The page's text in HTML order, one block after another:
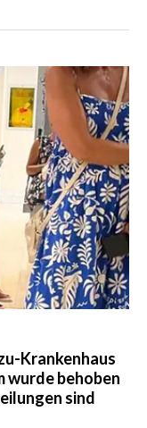
Krankenhaus
wurde behoben
sind